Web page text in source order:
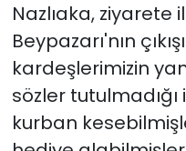
Nazlıaka, ziyarete
Beypazarı'nın
kardeşlerimizin
sözler
kurban